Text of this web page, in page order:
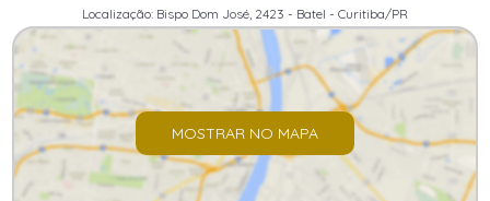
Localização: Bispo Dom José, 2423 - Batel - Curitiba/PR
MOSTRAR NO MAPA